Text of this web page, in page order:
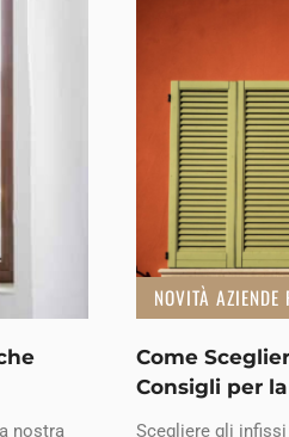
nostra
NOVITÀ AZIENDE
Come
Consigli per la
Scegliere gli